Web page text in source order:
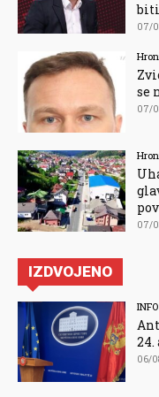
07/
se
07/
07/
IZDVOJENO
INFO
24.
06/